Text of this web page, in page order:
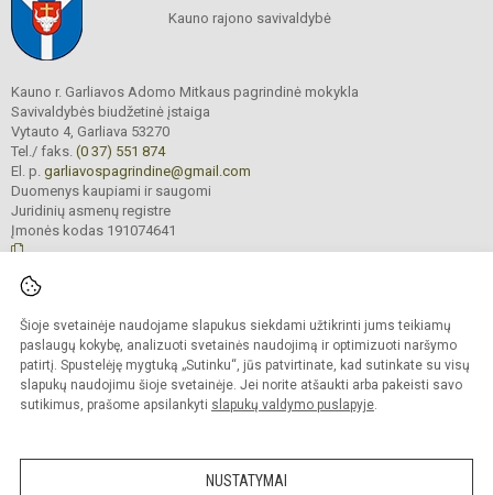
Šioje svetainėje naudojame slapukus siekdami užtikrinti jums teikiamų
paslaugų kokybę, analizuoti svetainės naudojimą ir optimizuoti naršymo
patirtį. Spustelėję mygtuką „Sutinku“, jūs patvirtinate, kad sutinkate su visų
slapukų naudojimu šioje svetainėje. Jei norite atšaukti arba pakeisti savo
sutikimus, prašome apsilankyti slapukų valdymo puslapyje.
NUSTATYMAI
Kauno rajono savivaldybė
Kauno r. Garliavos Adomo Mitkaus pagrindinė mokykla
Savivaldybės biudžetinė įstaiga
Vytauto 4, Garliava 53270
Tel./ faks. (0 37) 551 874
El. p. garliavospagrindine@gmail.com
Duomenys kaupiami ir saugomi
Juridinių asmenų registre
Įmonės kodas 191074641
saugomos.
Kopijuoti turinį be raštiško įstaigos administracijos sutikimo griežtai draudžiama
Prieinamumo paraiška Slapukų valdymas
Sumanus būdas atnaujinti